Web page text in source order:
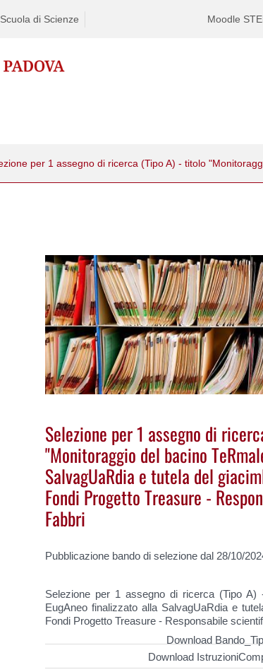
Scuola di Scienze Moodle
Selezione per 1 assegno di
"Monitoraggio del bacino
SalvagUaRdia e tutela del
Fondi Progetto Treasure -
Fabbri
Pubblicazione bando di selezione dal 28/10/
Selezione per 1 assegno di ricerca (Tipo A)
EugAneo finalizzato alla SalvagUaRdia e
Fondi Progetto Treasure - Responsabile
Download
Download